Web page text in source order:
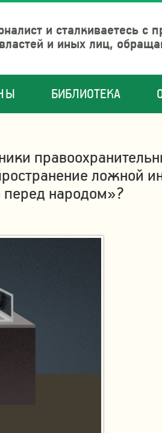
и сталкиваетесь с
и иных лиц,
БИБЛИОТЕКА
ложной
перед народом»?